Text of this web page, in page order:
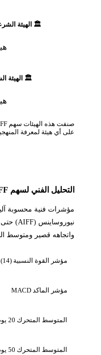
🏛️ الهيئة
🏛️ الهيئة
على أي هيئة لمعرفة
التحليل الفني لسهم AIFF
مؤشرات فنية محسوبة
واتجاهه قصير ومتوسط
مؤشر القوة النسبية RSI (14)
مؤشر الماكد MACD
المتوسط المتحرك 20 يوم
المتوسط المتحرك 50 يوم